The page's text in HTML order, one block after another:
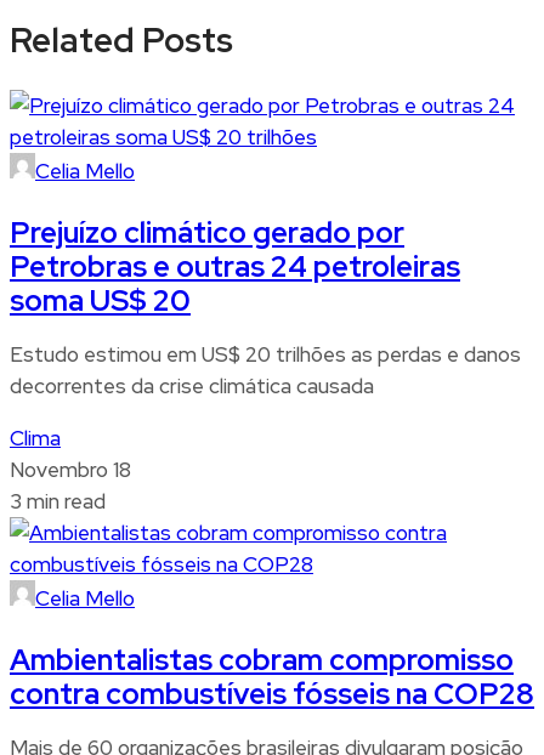
Related Posts
Celia Mello
Prejuízo climático gerado por
Petrobras e outras 24 petroleiras
soma US$ 20
Estudo estimou em US$ 20 trilhões as perdas e danos
decorrentes da crise climática causada
Clima
Novembro 18
3 min read
Celia Mello
Ambientalistas cobram compromisso
contra combustíveis fósseis na COP28
Mais de 60 organizações brasileiras divulgaram posição